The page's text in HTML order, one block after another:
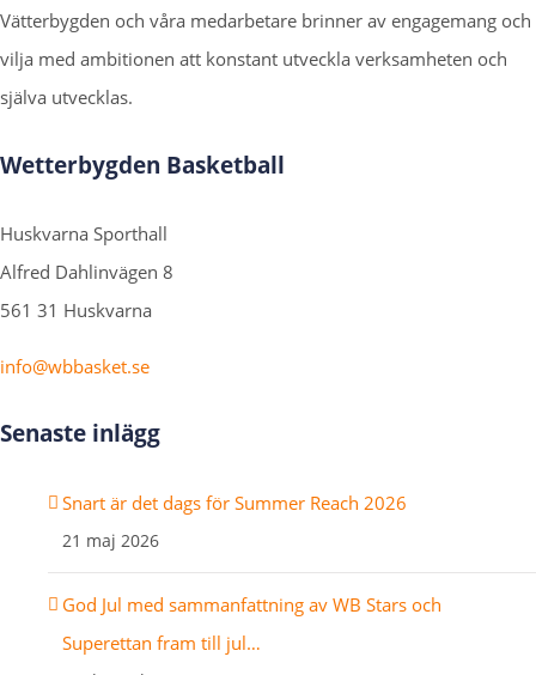
Vätterbygden och våra medarbetare brinner av engagemang och
vilja med ambitionen att konstant utveckla verksamheten och
själva utvecklas.
Wetterbygden Basketball
Huskvarna Sporthall
Alfred Dahlinvägen 8
561 31 Huskvarna
info@wbbasket.se
Senaste inlägg
Snart är det dags för Summer Reach 2026
21 maj 2026
God Jul med sammanfattning av WB Stars och
Superettan fram till jul…